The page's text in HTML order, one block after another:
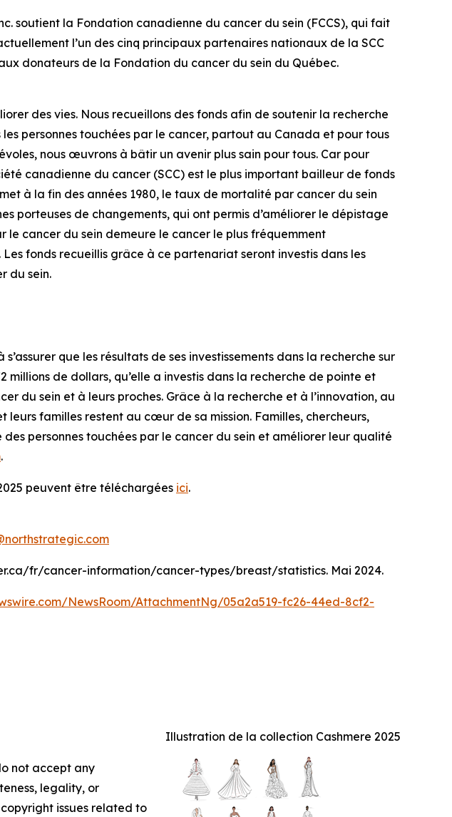
soutient la Fondation canadienne du cancer du sein (FCCS), qui fait
l’un des cinq principaux partenaires nationaux de la SCC
donateurs de la Fondation du cancer du sein du Québec.
des vies. Nous recueillons des fonds afin de soutenir la recherche
personnes touchées par le cancer, partout au Canada et pour tous
nous œuvrons à bâtir un avenir plus sain pour tous. Car pour
canadienne du cancer (SCC) est le plus important bailleur de fonds
à la fin des années 1980, le taux de mortalité par cancer du sein
porteuses de changements, qui ont permis d’améliorer le dépistage
cancer du sein demeure le cancer le plus fréquemment
fonds recueillis grâce à ce partenariat seront investis dans les
du sein.
que les résultats de ses investissements dans la recherche sur
de dollars, qu’elle a investis dans la recherche de pointe et
du sein et à leurs proches. Grâce à la recherche et à l’innovation, au
familles restent au cœur de sa mission. Familles, chercheurs,
personnes touchées par le cancer du sein et améliorer leur qualité
.
peuvent être téléchargées ici.
fr/cancer-information/cancer-types/breast/statistics. Mai 2024.
NewsRoom/AttachmentNg/05a2a519-fc26-44ed-8cf2-
Illustration de la collection Cashmere 2025
not accept any
legality, or
issues related to